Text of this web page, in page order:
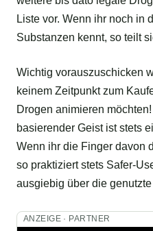
Liste vor. Wenn ihr noch in
Substanzen kennt, so teilt
Wichtig vorauszuschicken
keinem Zeitpunkt zum
Drogen animieren
basierender Geist ist stets
Wenn ihr die Finger davon
so praktiziert stets Safer-
ausgiebig über die
ANZEIGE · PARTNER